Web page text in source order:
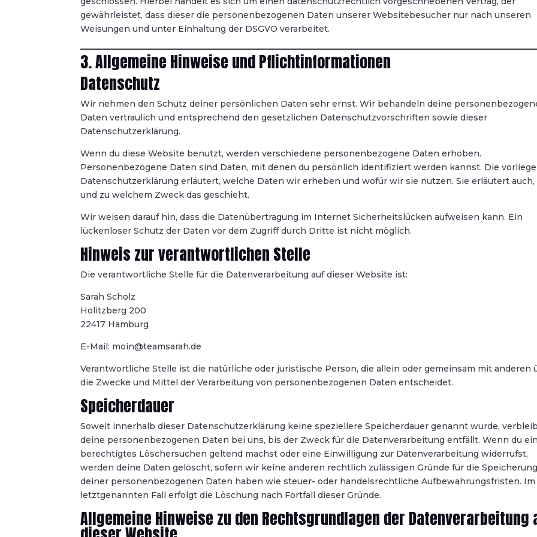
gewährleistet, dass dieser die personenbezogenen Daten unserer Websitebesucher nur nach unseren
Weisungen und unter Einhaltung der DSGVO verarbeitet.
3. Allgemeine Hinweise und Pflichtinformationen
Datenschutz
Wir nehmen den Schutz deiner persönlichen Daten sehr ernst. Wir behandeln deine
Daten vertraulich und entsprechend den gesetzlichen Datenschutzvorschriften sowie dieser
Datenschutzerklärung.
Wenn du diese Website benutzt, werden verschiedene personenbezogene Daten erhoben.
Personenbezogene Daten sind Daten, mit denen du persönlich identifiziert werden kannst. Die
Datenschutzerklärung erläutert, welche Daten wir erheben und wofür wir sie nutzen. Sie erläutert auch,
und zu welchem Zweck das geschieht.
Wir weisen darauf hin, dass die Datenübertragung im Internet Sicherheitslücken aufweisen kann. Ein
lückenloser Schutz der Daten vor dem Zugriff durch Dritte ist nicht möglich.
Hinweis zur verantwortlichen Stelle
Die verantwortliche Stelle für die Datenverarbeitung auf dieser Website ist:
Sarah Scholz
Holitzberg 200
22417 Hamburg
E-Mail: moin@teamsarah.de
Verantwortliche Stelle ist die natürliche oder juristische Person, die allein oder gemeinsam mit anderen
die Zwecke und Mittel der Verarbeitung von personenbezogenen Daten entscheidet.
Speicherdauer
Soweit innerhalb dieser Datenschutzerklärung keine speziellere Speicherdauer genannt wurde,
deine personenbezogenen Daten bei uns, bis der Zweck für die Datenverarbeitung entfällt. Wenn du ein
berechtigtes Löschersuchen geltend machst oder eine Einwilligung zur Datenverarbeitung widerrufst,
werden deine Daten gelöscht, sofern wir keine anderen rechtlich zulässigen Gründe für die Speicherung
deiner personenbezogenen Daten haben wie steuer- oder handelsrechtliche Aufbewahrungsfristen. Im
letztgenannten Fall erfolgt die Löschung nach Fortfall dieser Gründe.
Allgemeine Hinweise zu den Rechtsgrundlagen der Datenverarbeitung